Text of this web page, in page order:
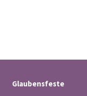
Glaubensfeste